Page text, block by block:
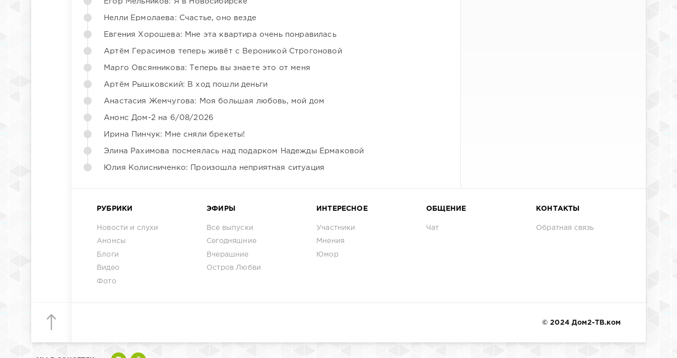
Нелли Ермолаева: Счастье, оно везде
Евгения Хорошева: Мне эта квартира очень понравилась
Артём Герасимов теперь живёт с Вероникой Строгоновой
Марго Овсянникова: Теперь вы знаете это от меня
Артём Рышковский: В ход пошли деньги
Анастасия Жемчугова: Моя большая любовь, мой дом
Анонс Дом-2 на 6/08/2026
Ирина Пинчук: Мне сняли брекеты!
Элина Рахимова посмеялась над подарком Надежды Ермаковой
Юлия Колисниченко: Произошла неприятная ситуация
РУБРИКИ
Новости и слухи
Анонсы
Блоги
Видео
Фото
ЭФИРЫ
Все выпуски
Сегодняшние
Вчерашние
Остров Любви
ИНТЕРЕСНОЕ
Участники
Мнения
Юмор
ОБЩЕНИЕ
Чат
КОНТАКТЫ
Обратная связь
© 2024 Дом2-ТВ.ком